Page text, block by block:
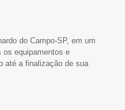
do Campo-SP, em um
os equipamentos e
até a finalização de sua